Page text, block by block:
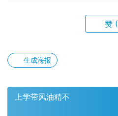
赞
生成海报
上学带风油精不